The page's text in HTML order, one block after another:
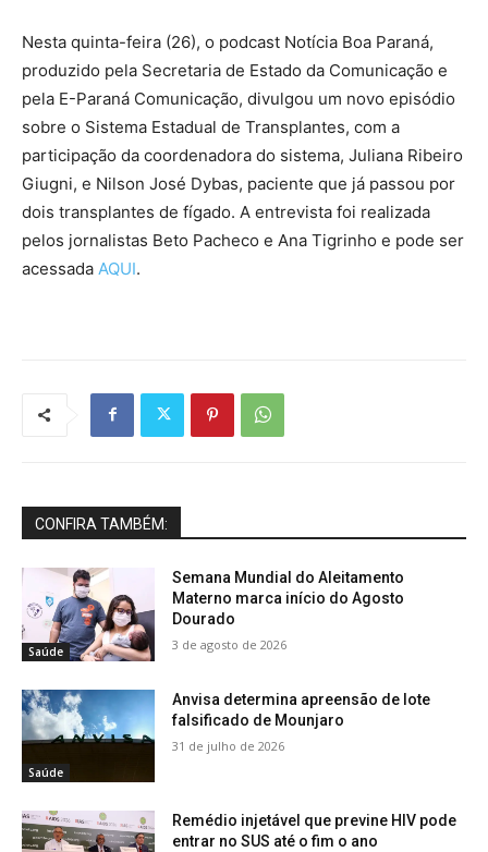
Nesta quinta-feira (26), o podcast Notícia Boa Paraná,
produzido pela Secretaria de Estado da Comunicação e
pela E-Paraná Comunicação, divulgou um novo episódio
sobre o Sistema Estadual de Transplantes, com a
participação da coordenadora do sistema, Juliana Ribeiro
Giugni, e Nilson José Dybas, paciente que já passou por
dois transplantes de fígado. A entrevista foi realizada
pelos jornalistas Beto Pacheco e Ana Tigrinho e pode ser
acessada AQUI.
CONFIRA TAMBÉM:
Saúde
Semana Mundial do Aleitamento
Materno marca início do Agosto
Dourado
3 de agosto de 2026
Saúde
Anvisa determina apreensão de lote
falsificado de Mounjaro
31 de julho de 2026
Remédio injetável que previne HIV pode
entrar no SUS até o fim o ano